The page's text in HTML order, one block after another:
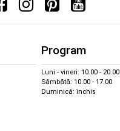
Program
Luni - vineri: 10.00 - 20.00
Sâmbătă: 10.00 - 17.00
Duminică: închis